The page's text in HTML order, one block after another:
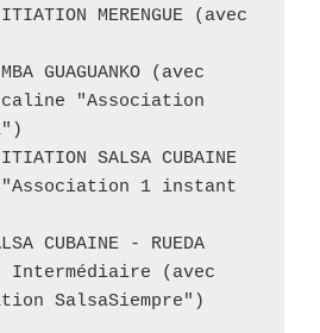
MERENGUE (avec
GUAGUANKO (avec
"Association
SALSA CUBAINE
1 instant
CUBAINE - RUEDA
Intermédiaire (avec
SalsaSiempre")